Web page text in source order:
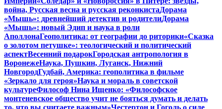
война, Русская весна и русская реконкистаДорама
«Мышь»: древнейший детектив и родителиДорама
«Мышь»: новый Эдип и наука в роли
АполлонаГеополитика: от географии до риторики«Сказка
о золотом петушке»: теологический и политический
аспектВесенний подарокГородская антропология в
ВоронежеНаука, Пушкин, Луганск, Нижний
НовгородГудбай, Америка: геополитика в фильме
«Зеркало для героя»Наука и мораль в советской
культуреФилософ Нина Ищенко: «Философское
монтеневское общество учит не бояться думать и делать